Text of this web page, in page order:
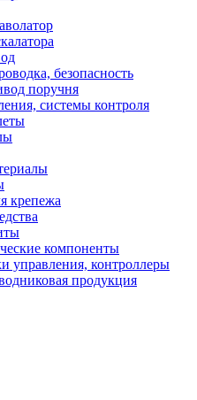
безопасность
поручня
системы контроля
крепежа
компоненты
управления, контроллеры
продукция